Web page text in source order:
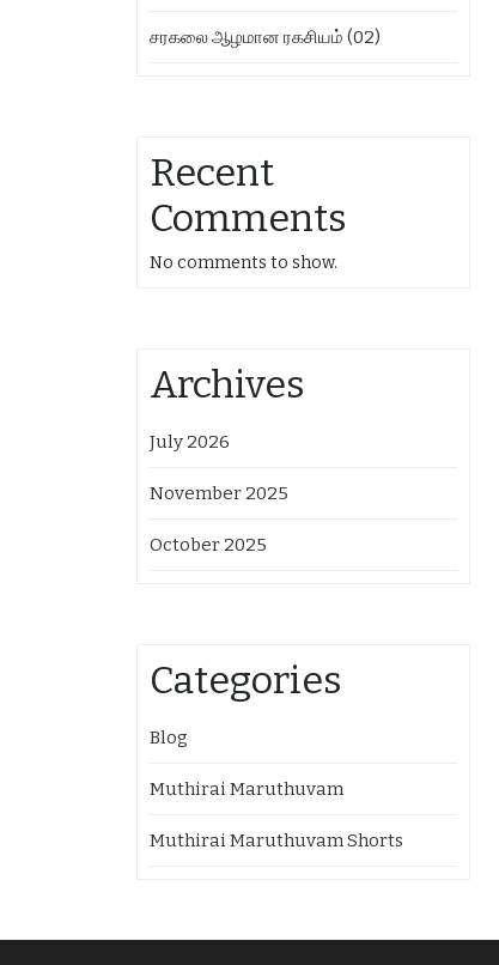
சரகலை ஆழமான ரகசியம் (02)
Recent
Comments
No comments to show.
Archives
July 2026
November 2025
October 2025
Categories
Blog
Muthirai Maruthuvam
Muthirai Maruthuvam Shorts